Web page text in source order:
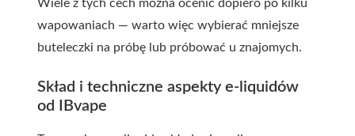
Wiele z tych cech można ocenić dopiero po kilku
wapowaniach — warto więc wybierać mniejsze
buteleczki na próbę lub próbować u znajomych.
Skład i techniczne aspekty e-liquidów
od IBvape